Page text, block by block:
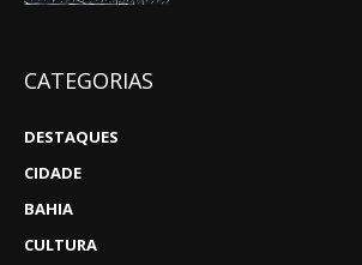
CATEGORIAS
DESTAQUES
CIDADE
BAHIA
CULTURA